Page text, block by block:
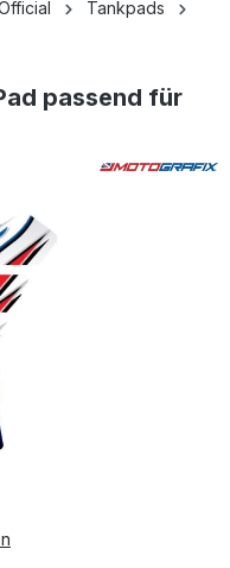
Tankpads
passend für